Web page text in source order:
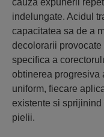
cauza expunerii
indelungate. Acidul
capacitatea sa de a
decolorarii
specifica a
obtinerea progresiva
uniform, fiecare
existente si
pielii.